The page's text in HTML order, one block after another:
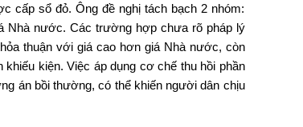
cấp sổ đỏ. Ông đề nghị tách bạch 2 nhóm:
Nhà nước. Các trường hợp chưa rõ pháp lý
thuận với giá cao hơn giá Nhà nước, còn
kiện. Việc áp dụng cơ chế thu hồi phần
án bồi thường, có thể khiến người dân chịu